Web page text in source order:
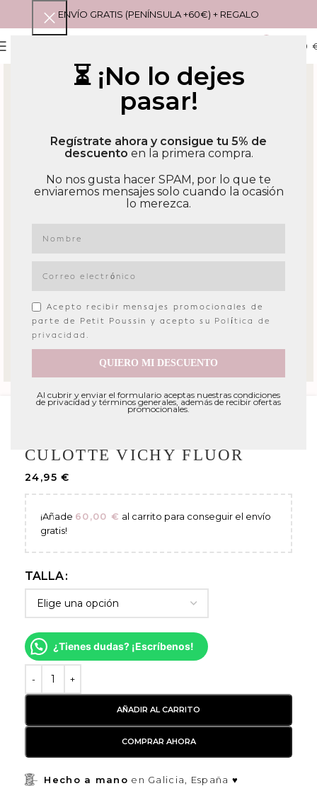
⏳ ¡No lo dejes
pasar!
Regístrate ahora y consigue tu 5% de
descuento en la primera compra.
No nos gusta hacer SPAM, por lo que te
enviaremos mensajes solo cuando la ocasión
lo merezca.
Acepto recibir mensajes promocionales de
parte de Petit Poussin y acepto su Política de
privacidad .
QUIERO MI DESCUENTO
Al cubrir y enviar el formulario aceptas nuestras condiciones
de privacidad y términos generales, además de recibir ofertas
promocionales.
ENVÍO GRATIS (PENÍNSULA +60€) + REGALO
0,00
CULOTTE VICHY FLÚOR
24,95€
¡Añade 60,00 € al carrito para conseguir el envío
gratis!
TALLA
¿Tienes dudas? ¡Escríbenos!
AÑADIR AL CARRITO
COMPRAR AHORA
Hecho a mano en Galicia, España ♥